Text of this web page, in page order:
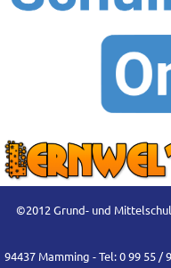
©2012 Grund- und
94437 Mamming - Tel: 0 99 55 /